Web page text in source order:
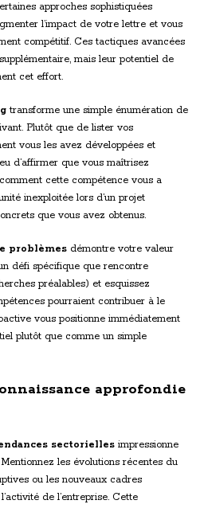
approches sophistiquées
l’impact de votre lettre et vous
compétitif. Ces tactiques avancées
mais leur potentiel de
cet effort.
transforme une simple énumération de
Plutôt que de lister vos
vous les avez développées et
d’affirmer que vous maîtrisez
cette compétence vous a
inexploitée lors d’un projet
que vous avez obtenus.
problèmes démontre votre valeur
défi spécifique que rencontre
préalables) et esquissez
pourraient contribuer à le
vous positionne immédiatement
plutôt que comme un simple
approfondie
sectorielles impressionne
les évolutions récentes du
ou les nouveaux cadres
de l’entreprise. Cette